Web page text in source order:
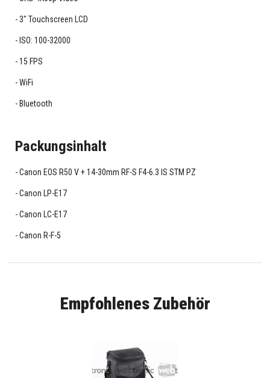
3" Touchscreen LCD
ISO: 100-32000
15 FPS
WiFi
Bluetooth
Packungsinhalt
Canon EOS R50 V + 14-30mm RF-S F4-6.3 IS STM PZ
Canon LP-E17
Canon LC-E17
Canon R-F-5
Empfohlenes Zubehör